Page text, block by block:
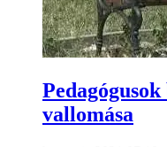
vallomása